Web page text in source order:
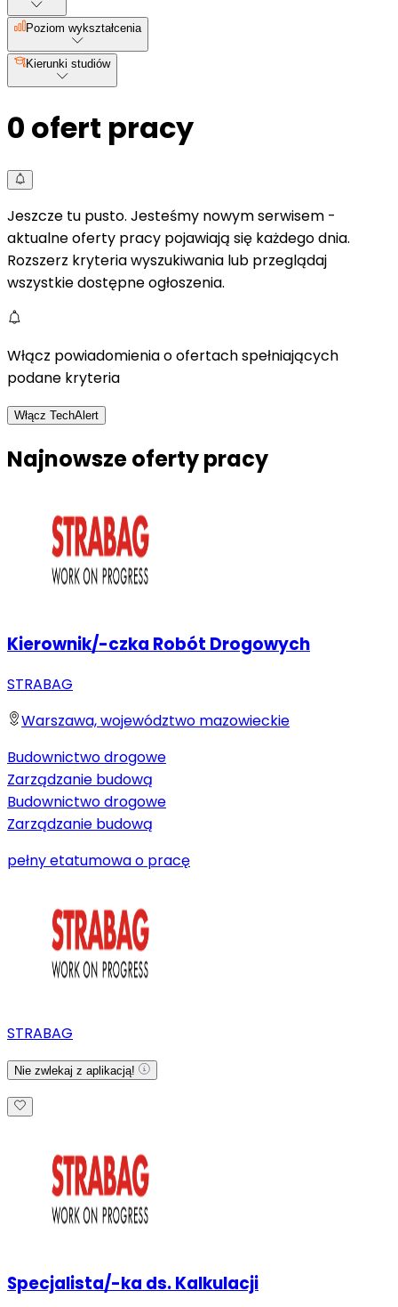
Poziom wykształcenia
Kierunki studiów
0 ofert pracy
Jeszcze tu pusto. Jesteśmy nowym serwisem -
aktualne oferty pracy pojawiają się każdego dnia.
Rozszerz kryteria wyszukiwania lub przeglądaj
wszystkie dostępne ogłoszenia.
Włącz powiadomienia o ofertach spełniających
podane kryteria
Włącz TechAlert
Najnowsze oferty pracy
Kierownik/-czka Robót Drogowych
STRABAG
Warszawa, województwo mazowieckie
Budownictwo drogowe
Zarządzanie budową
Budownictwo drogowe
Zarządzanie budową
pełny etatumowa o pracę
STRABAG
Nie zwlekaj z aplikacją!
Specjalista/-ka ds. Kalkulacji